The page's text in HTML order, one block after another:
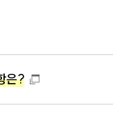
은?